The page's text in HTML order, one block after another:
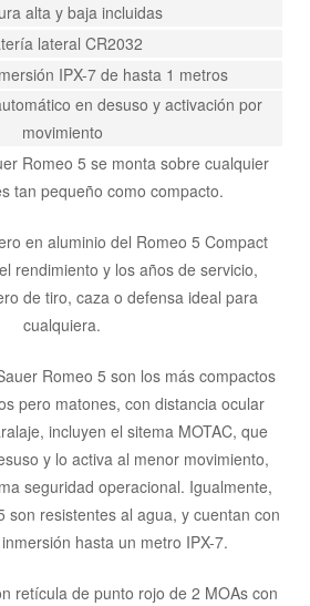
alta y baja incluidas
lateral CR2032
IPX-7 de hasta 1 metros
en desuso y activación por
movimiento
Romeo 5 se monta sobre cualquier
tan pequeño como compacto.
en aluminio del Romeo 5 Compact
rendimiento y los años de servicio,
de tiro, caza o defensa ideal para
cualquiera.
Romeo 5 son los más compactos
pero matones, con distancia ocular
incluyen el sitema MOTAC, que
y lo activa al menor movimiento,
seguridad operacional. Igualmente,
son resistentes al agua, y cuentan con
hasta un metro IPX-7.
retícula de punto rojo de 2 MOAs con